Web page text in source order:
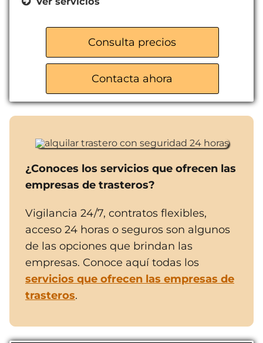
Acceso 365 días del año
Aparcamiento gratuito
Servicio de mudanzas nacionales e
Venta de cajas y material de
embalaje
Consulta precios
Contacta ahora
¿Conoces los servicios que ofrecen las
empresas de trasteros?
Vigilancia 24/7, contratos flexibles,
acceso 24 horas o seguros son algunos
de las opciones que brindan las
empresas. Conoce aquí todas los
servicios que ofrecen las empresas de
trasteros.